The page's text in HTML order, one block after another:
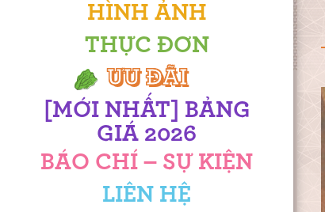
HÌNH ẢNH
THỰC ĐƠN
ƯU ĐÃI
[MỚI NHẤT] BẢNG
GIÁ 2026
BÁO CHÍ – SỰ KIỆN
LIÊN HỆ